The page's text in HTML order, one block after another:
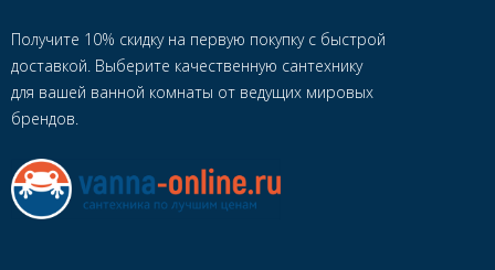
Получите 10% скидку на первую покупку с быстрой
доставкой. Выберите качественную сантехнику
для вашей ванной комнаты от ведущих мировых
брендов.